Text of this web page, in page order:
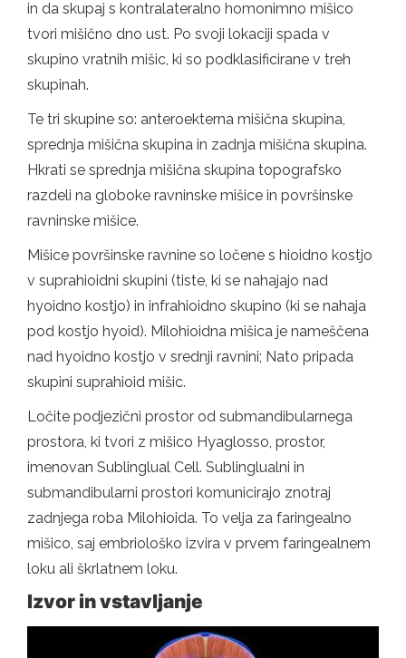
in da skupaj s kontralateralno homonimno mišico
tvori mišično dno ust. Po svoji lokaciji spada v
skupino vratnih mišic, ki so podklasificirane v treh
skupinah.
Te tri skupine so: anteroekterna mišična skupina,
sprednja mišična skupina in zadnja mišična skupina.
Hkrati se sprednja mišična skupina topografsko
razdeli na globoke ravninske mišice in površinske
ravninske mišice.
Mišice površinske ravnine so ločene s hioidno kostjo
v suprahioidni skupini (tiste, ki se nahajajo nad
hyoidno kostjo) in infrahioidno skupino (ki se nahaja
pod kostjo hyoid). Milohioidna mišica je nameščena
nad hyoidno kostjo v srednji ravnini; Nato pripada
skupini suprahioid mišic.
Ločite podjezični prostor od submandibularnega
prostora, ki tvori z mišico Hyaglosso, prostor,
imenovan Sublinglual Cell. Sublinglualni in
submandibularni prostori komunicirajo znotraj
zadnjega roba Milohioida. To velja za faringealno
mišico, saj embriološko izvira v prvem faringealnem
loku ali škrlatnem loku.
Izvor in vstavljanje